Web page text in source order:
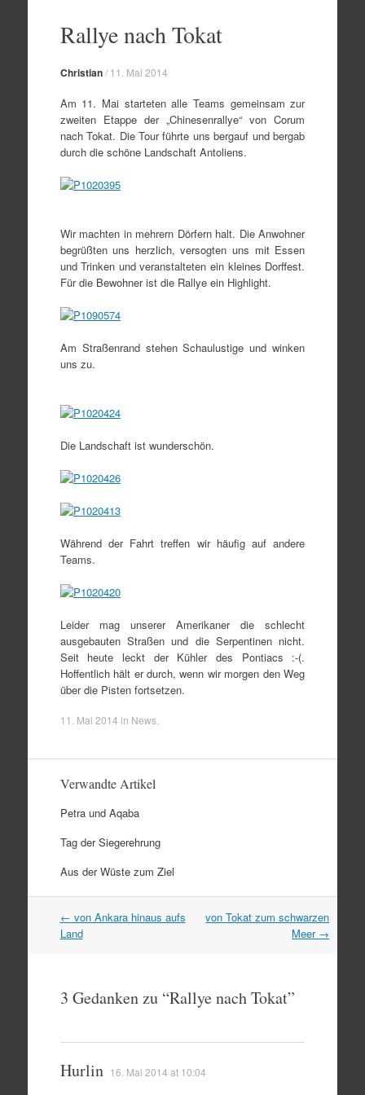
springenRallye nach Tokat
Christian/ 11. Mai 2014
Am 11. Mai starteten alle Teams gemeinsam zur
zweiten Etappe der „Chinesenrallye“ von Corum
nach Tokat. Die Tour führte uns bergauf und bergab
durch die schöne Landschaft Antoliens.
Wir machten in mehrern Dörfern halt. Die Anwohner
begrüßten uns herzlich, versogten uns mit Essen
und Trinken und veranstalteten ein kleines Dorffest.
Für die Bewohner ist die Rallye ein Highlight.
Am Straßenrand stehen Schaulustige und winken
uns zu.
Die Landschaft ist wunderschön.
Während der Fahrt treffen wir häufig auf andere
Teams.
Leider mag unserer Amerikaner die schlecht
ausgebauten Straßen und die Serpentinen nicht.
Seit heute leckt der Kühler des Pontiacs :-(.
Hoffentlich hält er durch, wenn wir morgen den Weg
über die Pisten fortsetzen.
11. Mai 2014 in News.
Verwandte Artikel
Petra und Aqaba
Tag der Siegerehrung
Aus der Wüste zum Ziel
Artikel
Navigation
← von Ankara hinaus aufs
Land
von Tokat zum schwarzen
Meer →
3 Gedanken zu “Rallye nach Tokat”
Hurlin 16. Mai 2014 at 10:04